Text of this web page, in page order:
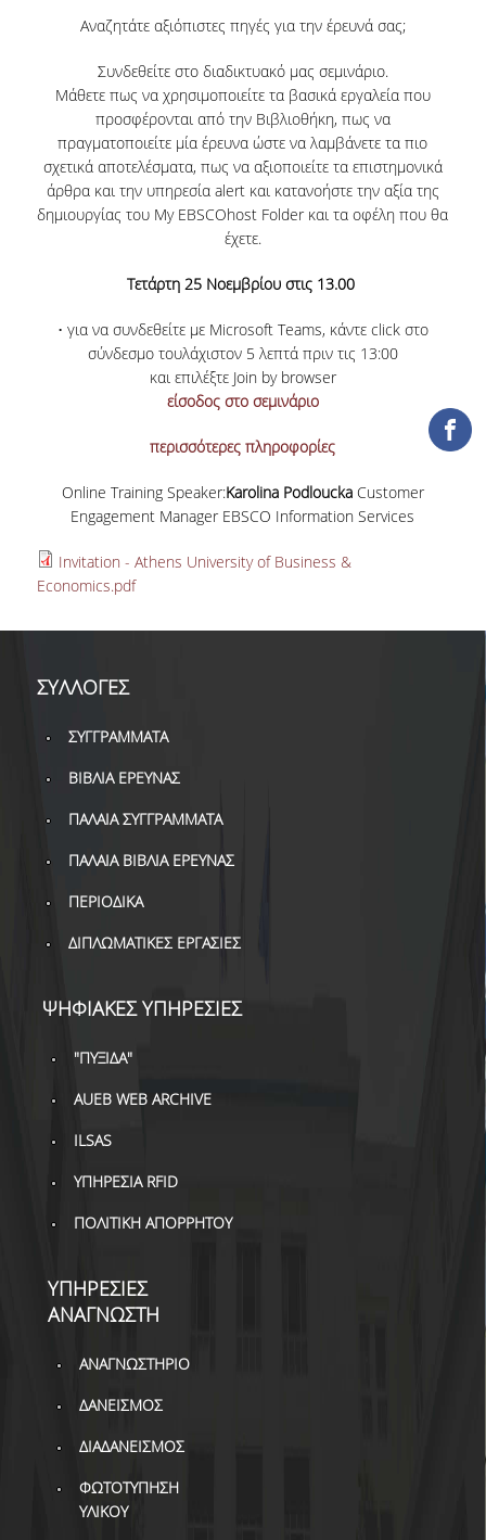
ΕΡΓΑ ΑΝΑΠΤΥΞΗΣ
ΣΥΛΛΟΓΕΣ
ΕΝΤΥΠΕΣ ΣΥΛΛΟΓΕΣ
ΨΗΦΙΑΚΕΣ ΠΗΓΕΣ
ΚΕΝΤΡΑ ΤΕΚΜΗΡΙΩΣΗΣ
Π.Ο.Τ
ΥΠΗΡΕΣΙΕΣ
ΑΝΑΓΝΩΣΤΗΡΙΟ
ΔΑΝΕΙΣΜΟΣ
ΦΩΤΟΤΥΠΗΣΗ –
Αναζητάτε αξιόπιστες πηγές για την έρευνά σας;
Συνδεθείτε στο διαδικτυακό μας σεμινάριο.
Μάθετε πως να χρησιμοποιείτε τα βασικά εργαλεία που
προσφέρονται από την Βιβλιοθήκη, πως να
πραγματοποιείτε μία έρευνα ώστε να λαμβάνετε τα πιο
σχετικά αποτελέσματα, πως να αξιοποιείτε τα επιστημονικά
άρθρα και την υπηρεσία alert και κατανοήστε την αξία της
δημιουργίας του My EBSCOhost Folder και τα οφέλη που θα
έχετε.
Τετάρτη 25 Νοεμβρίου στις 13.00
• για να συνδεθείτε με Microsoft Teams, κάντε click στο
σύνδεσμο τουλάχιστον 5 λεπτά πριν τις 13:00
και επιλέξτε Join by browser
είσοδος στο σεμινάριο
περισσότερες πληροφορίες
Online Training Speaker:Karolina Podloucka Customer
Engagement Manager EBSCO Information Services
Invitation - Athens University of Business &
Economics.pdf
ΣΥΛΛΟΓΕΣ
ΣΥΓΓΡΑΜΜΑΤΑ
ΒΙΒΛΙΑ ΕΡΕΥΝΑΣ
ΠΑΛΑΙΑ ΣΥΓΓΡΑΜΜΑΤΑ
ΠΑΛΑΙΑ ΒΙΒΛΙΑ ΕΡΕΥΝΑΣ
ΠΕΡΙΟΔΙΚΑ
ΔΙΠΛΩΜΑΤΙΚΕΣ ΕΡΓΑΣΙΕΣ
ΨΗΦΙΑΚΕΣ ΥΠΗΡΕΣΙΕΣ
"ΠΥΞΙΔΑ"
AUEB WEB ARCHIVE
ILSAS
ΥΠΗΡΕΣΙΑ RFID
ΠΟΛΙΤΙΚΗ ΑΠΟΡΡΗΤΟΥ
ΥΠΗΡΕΣΙΕΣ
ΑΝΑΓΝΩΣΤΗ
ΑΝΑΓΝΩΣΤΗΡΙΟ
ΔΑΝΕΙΣΜΟΣ
ΔΙΑΔΑΝΕΙΣΜΟΣ
ΦΩΤΟΤΥΠΗΣΗ
ΥΛΙΚΟΥ